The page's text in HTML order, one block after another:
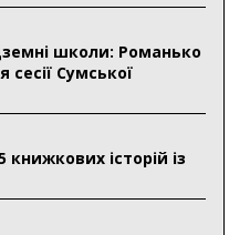
школи: Романько
сесії Сумської
історій із